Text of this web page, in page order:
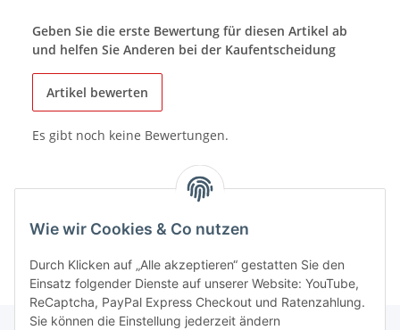
Geben Sie die erste Bewertung für diesen Artikel ab
und helfen Sie Anderen bei der Kaufentscheidung
Artikel bewerten
Es gibt noch keine Bewertungen.
Wie wir Cookies & Co nutzen
Durch Klicken auf „Alle akzeptieren“ gestatten Sie den
Einsatz folgender Dienste auf unserer Website: YouTube,
ReCaptcha, PayPal Express Checkout und Ratenzahlung.
Sie können die Einstellung jederzeit ändern